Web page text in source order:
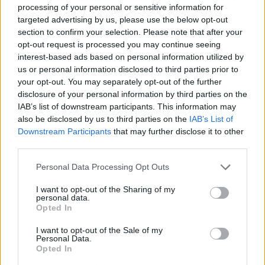
processing of your personal or sensitive information for
targeted advertising by us, please use the below opt-out
section to confirm your selection. Please note that after your
opt-out request is processed you may continue seeing
interest-based ads based on personal information utilized by
us or personal information disclosed to third parties prior to
your opt-out. You may separately opt-out of the further
disclosure of your personal information by third parties on the
IAB’s list of downstream participants. This information may
also be disclosed by us to third parties on the IAB’s List of
Downstream Participants that may further disclose it to other
Personal Data Processing Opt Outs
I want to opt-out of the Sharing of my
personal data.
Opted In
I want to opt-out of the Sale of my
Personal Data.
Opted In
Qué cambios puedo esperar después
de una histerectomía?
La histerectomía es una cirugía mayor, por lo que la
recuperación puede tardar unas semanas.
Para la mayoría de las mujeres el mayor cambio es una
mejor calidad de vida. Otros cambios que puede
experimentar incluyen:
Menopausia. Ya no tendrá períodos: Si se extraen
los ovarios durante la histerectomía, es posible
que tenga otros síntomas de la menopausia.
Cambios sexuales: Algunas mujeres tienen
después de una histerectomía, especialmente si
los ovarios son removidos.
Aumento del riesgo de otros problemas de salud.
Sentimiento de perdida: Algunas mujeres pueden